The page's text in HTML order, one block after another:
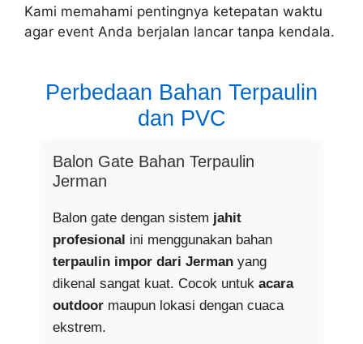
Kami memahami pentingnya ketepatan waktu
agar event Anda berjalan lancar tanpa kendala.
Perbedaan Bahan Terpaulin
dan PVC
Balon Gate Bahan Terpaulin
Jerman
Balon gate dengan sistem jahit
profesional ini menggunakan bahan
terpaulin impor dari Jerman yang
dikenal sangat kuat. Cocok untuk acara
outdoor maupun lokasi dengan cuaca
ekstrem.